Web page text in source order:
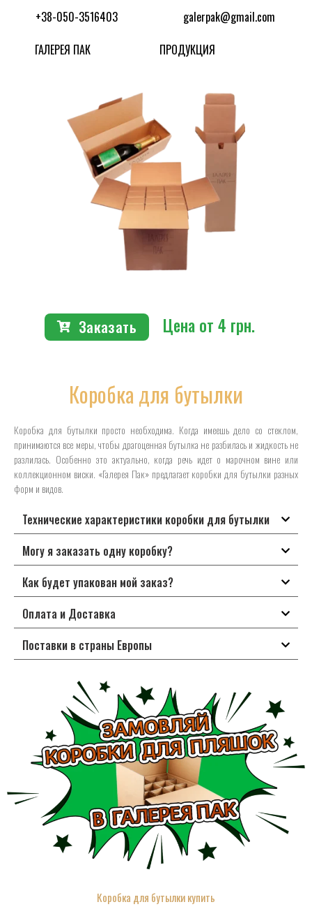
+38-050-3516403
galerpak@gmail.com
ГАЛЕРЕЯ ПАК
ПРОДУКЦИЯ
Заказать Цена от 4 грн.
Коробка для бутылки
Коробка для бутылки просто необходима. Когда имеешь дело со стеклом,
принимаются все меры, чтобы драгоценная бутылка не разбилась и жидкость не
разлилась. Особенно это актуально, когда речь идет о марочном вине или
коллекционном виски. «Галерея Пак» предлагает коробки для бутылки разных
форм и видов.
Технические характеристики коробки для бутылки
Могу я заказать одну коробку?
Как будет упакован мой заказ?
Оплата и Доставка
Поставки в страны Европы
Коробка для бутылки купить